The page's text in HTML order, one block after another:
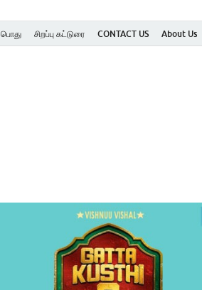
பொது சிறப்பு கட்டுரை CONTACT US About Us